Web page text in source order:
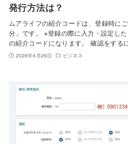
発行方法は？
ムアライフの紹介コードは、登録時に
分」です。 ※登録の際に入力・設定し
の紹介コードになります。 確認をする
2026年4月26日 ビジネス